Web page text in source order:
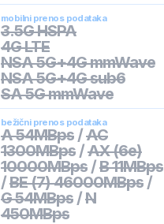
mobilni prenos podataka
3.5G HSPA
4G LTE
NSA 5G+4G mmWave
NSA 5G+4G sub6
SA 5G mmWave
bežični prenos podataka
A 54MBps /AC
1300MBps /AX (6e)
10000MBps /B 11MBps
/BE (7) 46000MBps /
G 54MBps /N
450MBps